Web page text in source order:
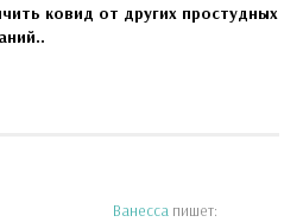
ковид от других простудных
Ванесса пишет: